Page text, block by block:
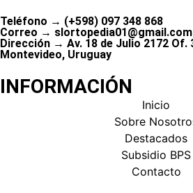
Teléfono → (+598) 097 348 868
Correo → slortopedia01@gmail.com
Dirección → Av. 18 de Julio 2172 Of.
Montevideo, Uruguay
INFORMACIÓN
Inicio
Sobre
Destacados
Subsidio BPS
Contacto